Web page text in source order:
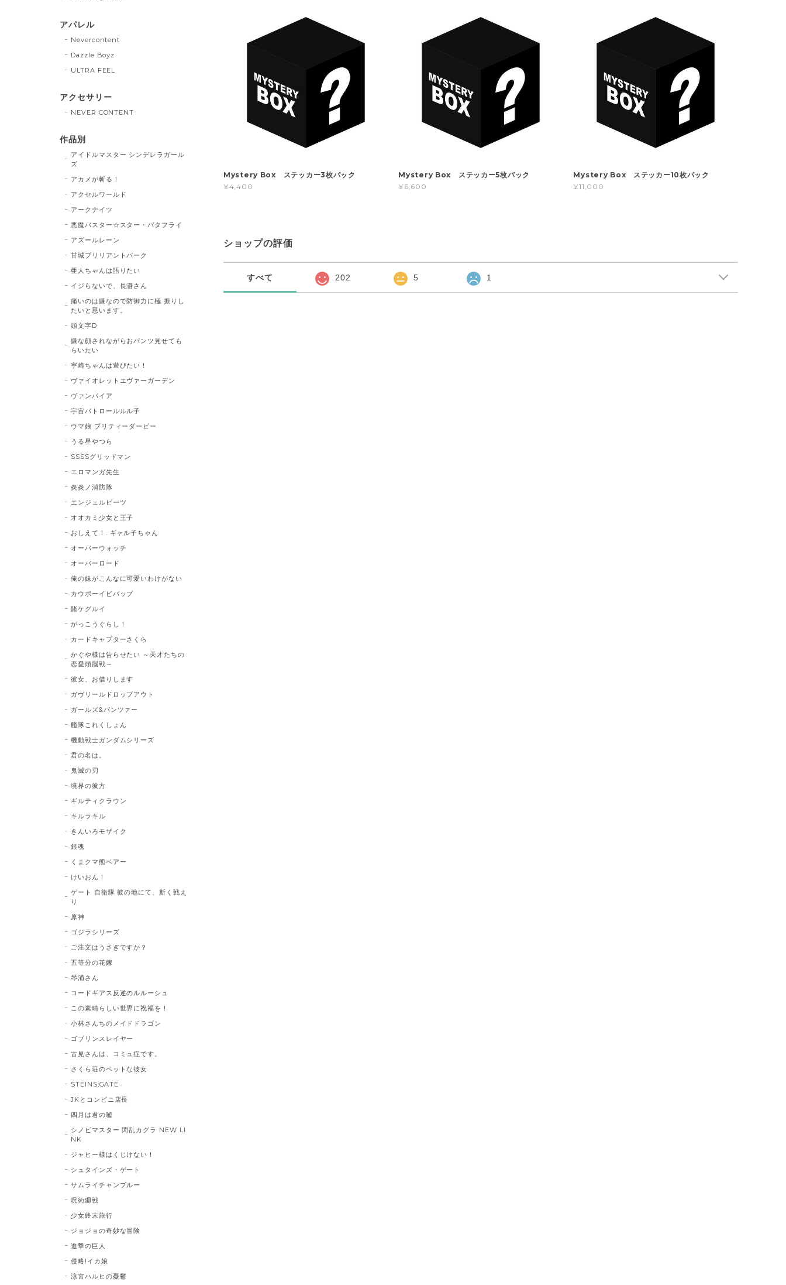
Mystery Box ステッカー3枚パック
¥4,400
Mystery Box ステッカー5枚パック
¥6,600
Mystery Box ステッカー10枚パック
¥11,000
ショップの評価
すべて 202 5 1
アパレル
Nevercontent
Dazzle Boyz
ULTRA FEEL
アクセサリー
NEVER CONTENT
作品別
アイドルマスター シンデレラガール
ズ
アカメが斬る！
アクセルワールド
アークナイツ
悪魔バスター☆スター・バタフライ
アズールレーン
甘城ブリリアントパーク
亜人ちゃんは語りたい
イジらないで、長瀞さん
痛いのは嫌なので防御力に極 振りし
たいと思います。
頭文字D
嫌な顔されながらおパンツ見せても
らいたい
宇崎ちゃんは遊びたい！
ヴァイオレットエヴァーガーデン
ヴァンパイア
宇宙パトロールルル子
ウマ娘 プリティーダービー
うる星やつら
SSSSグリッドマン
エロマンガ先生
炎炎ノ消防隊
エンジェルビーツ
オオカミ少女と王子
おしえて！. ギャル子ちゃん
オーバーウォッチ
オーバーロード
俺の妹がこんなに可愛いわけがない
カウボーイビバップ
賭ケグルイ
がっこうぐらし！
カードキャプターさくら
かぐや様は告らせたい ～天才たちの
恋愛頭脳戦～
彼女、お借りします
ガヴリールドロップアウト
ガールズ&パンツァー
艦隊これくしょん
機動戦士ガンダムシリーズ
君の名は。
鬼滅の刃
境界の彼方
ギルティクラウン
キルラキル
きんいろモザイク
銀魂
くまクマ熊ベアー
けいおん！
ゲート 自衛隊 彼の地にて、斯く戦え
り
原神
ゴジラシリーズ
ご注文はうさぎですか？
五等分の花嫁
琴浦さん
コードギアス反逆のルルーシュ
この素晴らしい世界に祝福を！
小林さんちのメイドドラゴン
ゴブリンスレイヤー
古見さんは、コミュ症です。
さくら荘のペットな彼女
STEINS;GATE
JKとコンビニ店長
四月は君の嘘
シノビマスター 閃乱カグラ NEW LI
NK
ジャヒー様はくじけない！
シュタインズ・ゲート
サムライチャンプルー
呪術廻戦
少女終末旅行
ジョジョの奇妙な冒険
進撃の巨人
侵略!イカ娘
涼宮ハルヒの憂鬱